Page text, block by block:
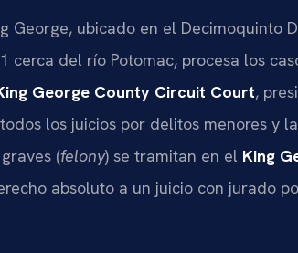
George, ubicado en el
cerca del río Potomac, procesa los
George County Circuit Court,
los juicios por delitos menores y
(felony) se tramitan en el King
absoluto a un juicio con jurado